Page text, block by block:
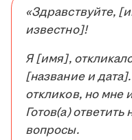
«Здравствуйте,
известно]!
Я [имя],
[название и
откликов, но мне
Готов(а)
вопросы.